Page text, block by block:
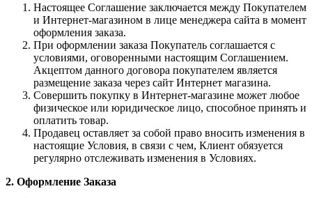
Настоящее Соглашение заключается между Покупателем
и Интернет-магазином в лице менеджера сайта в момент
оформления заказа.
При оформлении заказа Покупатель соглашается с
условиями, оговоренными настоящим Соглашением.
Акцептом данного договора покупателем является
размещение заказа через сайт Интернет магазина.
Совершить покупку в Интернет-магазине может любое
физическое или юридическое лицо, способное принять и
оплатить товар.
Продавец оставляет за собой право вносить изменения в
настоящие Условия, в связи с чем, Клиент обязуется
регулярно отслеживать изменения в Условиях.
2. Оформление Заказа